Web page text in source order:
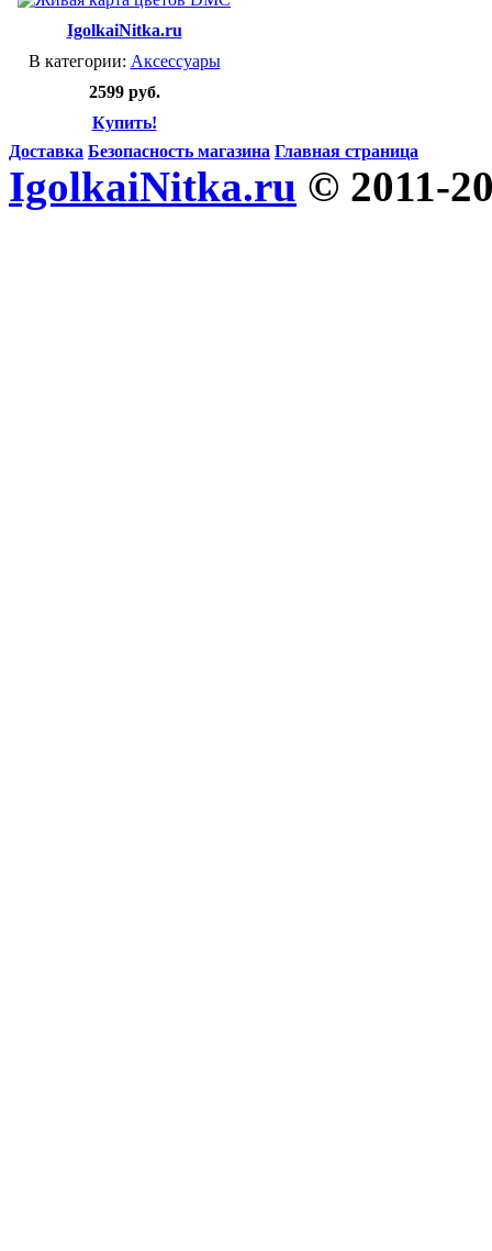
IgolkaiNitka.ru
В категории: Аксессуары
2599 руб.
Купить!
Доставка Безопасность магазина Главная страница
IgolkaiNitka.ru © 2011-